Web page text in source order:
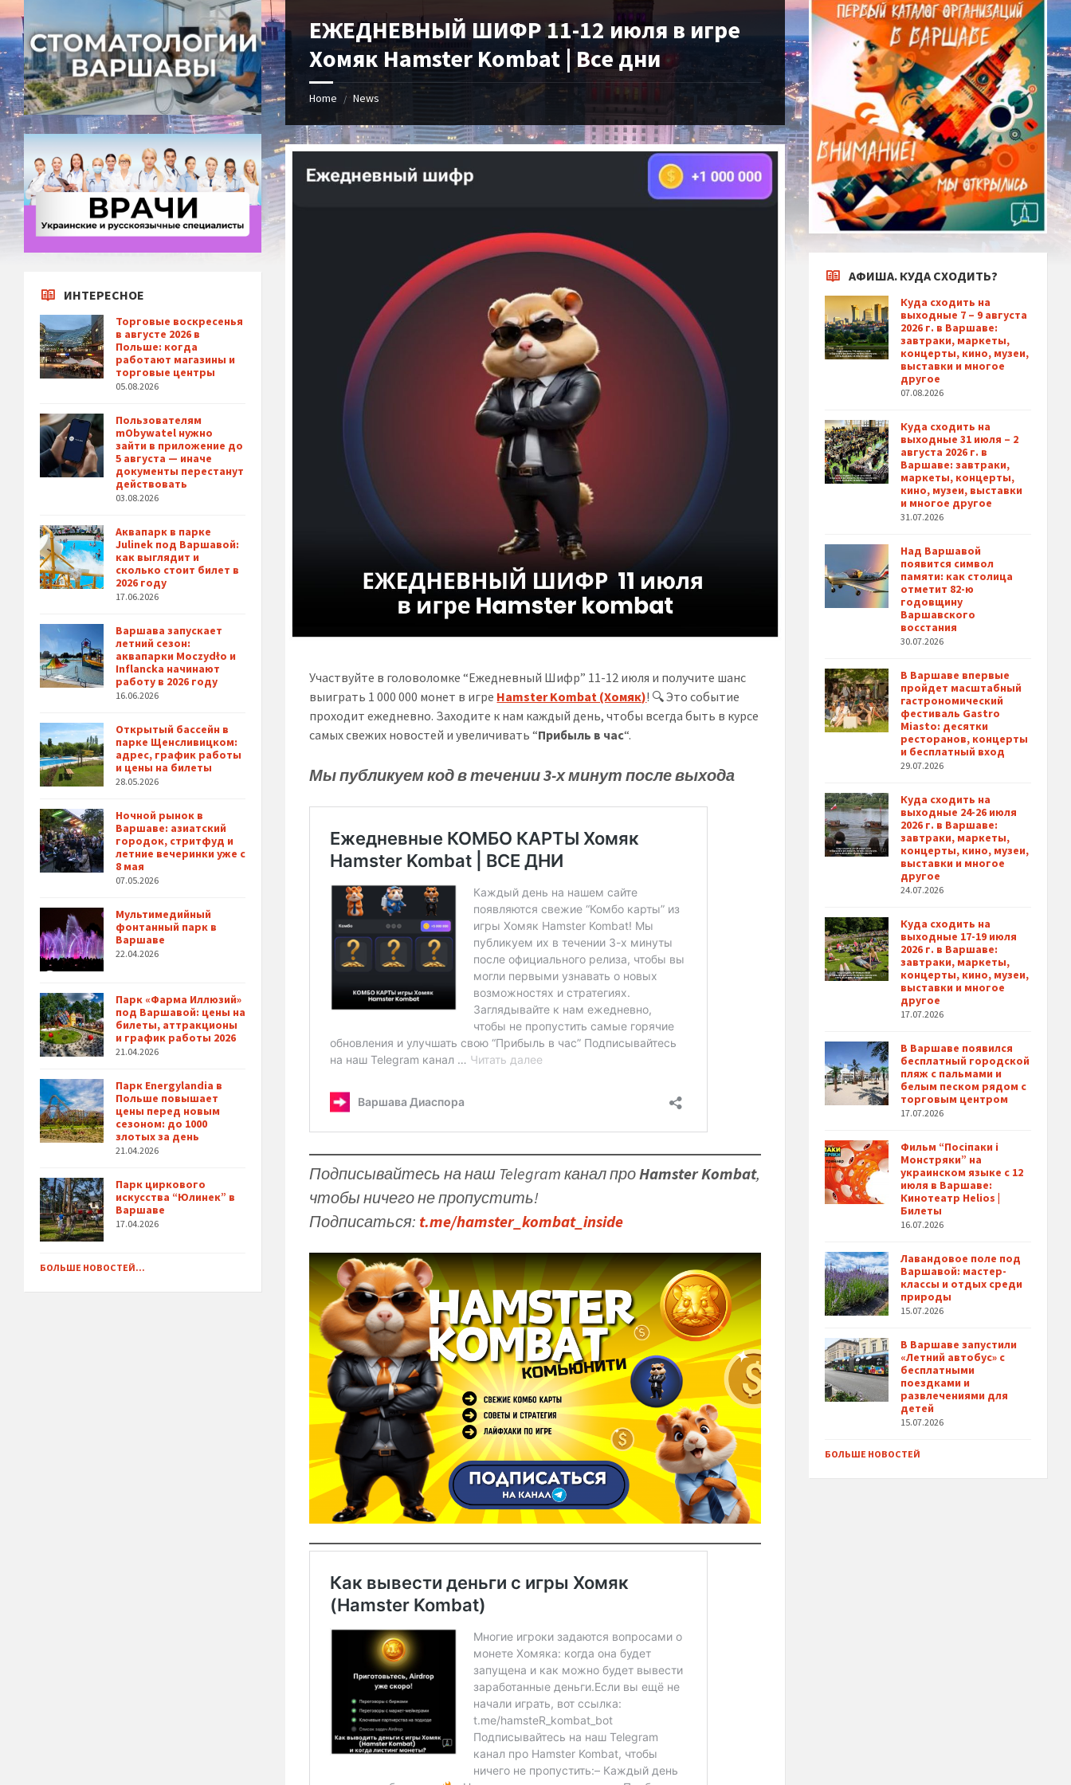
ЕЖЕДНЕВНЫЙ ШИФР 11-12 июля в игре
Хомяк Hamster Kombat | Все дни
Home / News
Участвуйте в головоломке “Ежедневный Шифр” 11-12 июля и получите шанс
выиграть 1 000 000 монет в игре Hamster Kombat (Хомяк)! 🔍 Это событие
проходит ежедневно. Заходите к нам каждый день, чтобы всегда быть в курсе
самых свежих новостей и увеличивать “Прибыль в час“.
Мы публикуем код в течении 3-х минут после выхода
Подписывайтесь на наш Telegram канал про Hamster Kombat,
чтобы ничего не пропустить!
Подписаться: t.me/hamster_kombat_inside
ИНТЕРЕСНОЕ
Торговые воскресенья
в августе 2026 в
Польше: когда
работают магазины и
торговые центры
05.08.2026
Пользователям
mObywatel нужно
зайти в приложение до
5 августа — иначе
документы перестанут
действовать
03.08.2026
Аквапарк в парке
Julinek под Варшавой:
как выглядит и
сколько стоит билет в
2026 году
17.06.2026
Варшава запускает
летний сезон:
аквапарки Moczydło и
Inflancka начинают
работу в 2026 году
16.06.2026
Открытый бассейн в
парке Щенсливицком:
адрес, график работы
и цены на билеты
28.05.2026
Ночной рынок в
Варшаве: азиатский
городок, стритфуд и
летние вечеринки уже с
8 мая
07.05.2026
Мультимедийный
фонтанный парк в
Варшаве
22.04.2026
Парк «Фарма Иллюзий»
под Варшавой: цены на
билеты, аттракционы
и график работы 2026
21.04.2026
Парк Energylandia в
Польше повышает
цены перед новым
сезоном: до 1000
злотых за день
21.04.2026
Парк циркового
искусства “Юлинек” в
Варшаве
17.04.2026
БОЛЬШЕ НОВОСТЕЙ...
АФИША. КУДА СХОДИТЬ?
Куда сходить на
выходные 7 – 9 августа
2026 г. в Варшаве:
завтраки, маркеты,
концерты, кино, музеи,
выставки и многое
другое
07.08.2026
Куда сходить на
выходные 31 июля – 2
августа 2026 г. в
Варшаве: завтраки,
маркеты, концерты,
кино, музеи, выставки
и многое другое
31.07.2026
Над Варшавой
появится символ
памяти: как столица
отметит 82-ю
годовщину
Варшавского
восстания
30.07.2026
В Варшаве впервые
пройдет масштабный
гастрономический
фестиваль Gastro
Miasto: десятки
ресторанов, концерты
и бесплатный вход
29.07.2026
Куда сходить на
выходные 24-26 июля
2026 г. в Варшаве:
завтраки, маркеты,
концерты, кино, музеи,
выставки и многое
другое
24.07.2026
Куда сходить на
выходные 17-19 июля
2026 г. в Варшаве:
завтраки, маркеты,
концерты, кино, музеи,
выставки и многое
другое
17.07.2026
В Варшаве появился
бесплатный городской
пляж с пальмами и
белым песком рядом с
торговым центром
17.07.2026
Фильм “Посіпаки і
Монстряки” на
украинском языке с 12
июля в Варшаве:
Кинотеатр Helios |
Билеты
16.07.2026
Лавандовое поле под
Варшавой: мастер-
классы и отдых среди
природы
15.07.2026
В Варшаве запустили
«Летний автобус» с
бесплатными
поездками и
развлечениями для
детей
15.07.2026
БОЛЬШЕ НОВОСТЕЙ